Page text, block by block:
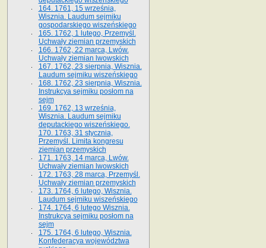
164. 1761, 15 września,
Wisznia. Laudum sejmiku
gospodarskiego wiszeńskiego
165. 1762, 1 lutego, Przemyśl.
Uchwały ziemian przemyskich
166. 1762, 22 marca, Lwów.
Uchwały ziemian lwowskich
167. 1762, 23 sierpnia, Wisznia.
Laudum sejmiku wiszeńskiego
168. 1762, 23 sierpnia, Wisznia.
Instrukcya sejmiku posłom na
sejm
169. 1762, 13 września,
Wisznia. Laudum sejmiku
deputackiego wiszeńskiego.
170. 1763, 31 stycznia,
Przemyśl. Limita kongresu
ziemian przemyskich
171. 1763, 14 marca, Lwów.
Uchwały ziemian lwowskich
172. 1763, 28 marca, Przemyśl.
Uchwały ziemian przemyskich
173. 1764, 6 lutego, Wisznia.
Laudum sejmiku wiszeńskiego
174. 1764, 6 lutego Wisznia.
Instrukcya sejmiku posłom na
sejm
175. 1764, 6 lutego, Wisznia.
Konfederacya województwa